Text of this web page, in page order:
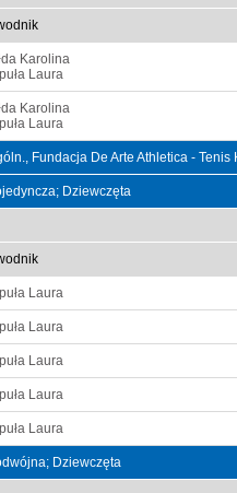
Karolina
Laura
Karolina
Laura
Fundacja De Arte Athletica -
Dziewczęta
Laura
Laura
Laura
Laura
Laura
Dziewczęta